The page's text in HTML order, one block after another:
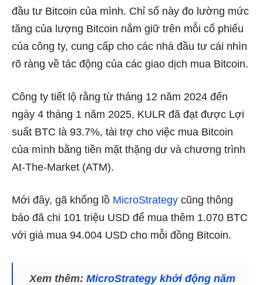
đầu tư Bitcoin của mình. Chỉ số này đo lường mức
tăng của lượng Bitcoin nắm giữ trên mỗi cổ phiếu
của công ty, cung cấp cho các nhà đầu tư cái nhìn
rõ ràng về tác động của các giao dịch mua Bitcoin.
Công ty tiết lộ rằng từ tháng 12 năm 2024 đến
ngày 4 tháng 1 năm 2025, KULR đã đạt được Lợi
suất BTC là 93.7%, tài trợ cho việc mua Bitcoin
của mình bằng tiền mặt thặng dư và chương trình
At-The-Market (ATM).
Mới đây, gã khổng lồ MicroStrategy cũng thông
báo đã chi 101 triệu USD để mua thêm 1.070 BTC
với giá mua 94.004 USD cho mỗi đồng Bitcoin.
Xem thêm: MicroStrategy khởi động năm